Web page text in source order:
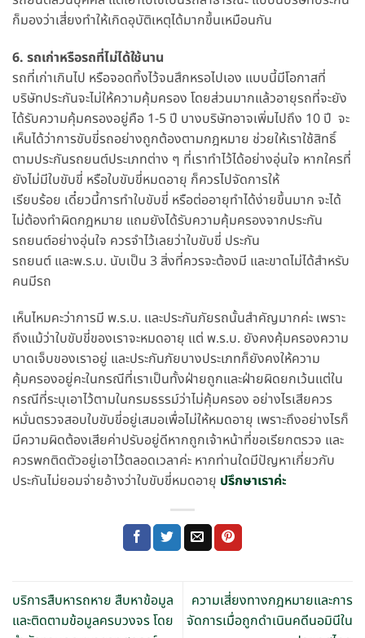
ก็มองว่าเสี่ยงทำให้เกิดอุบัติเหตุได้มากขึ้นเหมือนกัน
6. รถเก่าหรือรถที่ไม่ได้ใช้นาน
รถที่เก่าเกินไป หรือจอดทิ้งไว้จนสึกหรอไปเอง แบบนี้มีโอกาสที่
บริษัทประกันจะไม่ให้ความคุ้มครอง โดยส่วนมากแล้วอายุรถที่จะยัง
ได้รับความคุ้มครองอยู่คือ 1-5 ปี บางบริษัทอาจเพิ่มไปถึง 10 ปี จะ
เห็นได้ว่าการขับขี่รถอย่างถูกต้องตามกฎหมาย ช่วยให้เราใช้สิทธิ์
ตามประกันรถยนต์ประเภทต่าง ๆ ที่เราทำไว้ได้อย่างอุ่นใจ หากใครที่
ยังไม่มีใบขับขี่ หรือใบขับขี่หมดอายุ ก็ควรไปจัดการให้
เรียบร้อย เดี๋ยวนี้การทำใบขับขี่ หรือต่ออายุทำได้ง่ายขึ้นมาก จะได้
ไม่ต้องทำผิดกฎหมาย แถมยังได้รับความคุ้มครองจากประกัน
รถยนต์อย่างอุ่นใจ ควรจำไว้เลยว่าใบขับขี่ ประกัน
รถยนต์ และพ.ร.บ. นับเป็น 3 สิ่งที่ควรจะต้องมี และขาดไม่ได้สำหรับ
คนมีรถ
เห็นไหมคะว่าการมี พ.ร.บ. และประกันภัยรถนั้นสำคัญมากค่ะ เพราะ
ถึงแม้ว่าใบขับขี่ของเราจะหมดอายุ แต่ พ.ร.บ. ยังคงคุ้มครองความ
บาดเจ็บของเราอยู่ และประกันภัยบางประเภทก็ยังคงให้ความ
คุ้มครองอยู่คะในกรณีที่เราเป็นทั้งฝ่ายถูกและฝ่ายผิดยกเว้นแต่ใน
กรณีที่ระบุเอาไว้ตามในกรมธรรม์ว่าไม่คุ้มครอง อย่างไรเสียควร
หมั่นตรวจสอบใบขับขี่อยู่เสมอเพื่อไม่ให้หมดอายุ เพราะถึงอย่างไรก็
มีความผิดต้องเสียค่าปรับอยู่ดีหากถูกเจ้าหน้าที่ขอเรียกตรวจ และ
ควรพกติดตัวอยู่เอาไว้ตลอดเวลาค่ะ หากท่านใดมีปัญหาเกี่ยวกับ
ประกันไม่ยอมจ่ายอ้างว่าใบขับขี่หมดอายุ ปรึกษาเราค่ะ
บริการสืบหารถหาย สืบหาข้อมูล
และติดตามข้อมูลครบวงจร โดย
ความเสี่ยงทางกฎหมายและการ
จัดการเมื่อถูกดำเนินคดีนอมินีใน